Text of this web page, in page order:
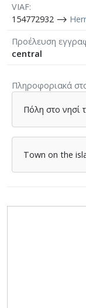
VIAF
154772932 ⟶
Προέλευση
central
Πληροφοριακά
Πόλη στο νησί
Town on the